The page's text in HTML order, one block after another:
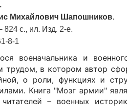
Михайлович Шапошников.
824 с., ил. Изд. 2-е.
8-1
военачальника и
трудом, в котором автор
о роли, функциях и
Книга "Мозг армии"
– военных